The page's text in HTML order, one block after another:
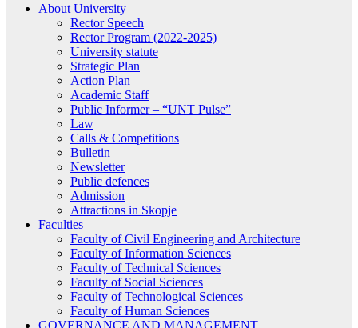
About University
Rector Speech
Rector Program (2022-2025)
University statute
Strategic Plan
Action Plan
Academic Staff
Public Informer – “UNT Pulse”
Law
Calls & Competitions
Bulletin
Newsletter
Public defences
Admission
Attractions in Skopje
Faculties
Faculty of Civil Engineering and Architecture
Faculty of Information Sciences
Faculty of Technical Sciences
Faculty of Social Sciences
Faculty of Technological Sciences
Faculty of Human Sciences
GOVERNANCE AND MANAGEMENT